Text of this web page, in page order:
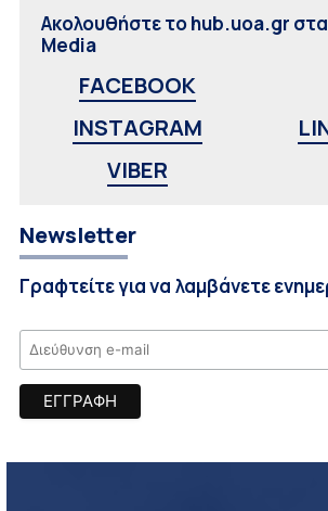
Ακολουθήστε το hub.uoa.gr
Media
FACEBOOK
INSTAGRAM
VIBER
Newsletter
Γραφτείτε για να λαμβάνετε